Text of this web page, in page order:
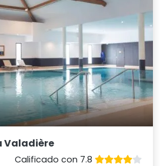
Valadière
Calificado con 7.8